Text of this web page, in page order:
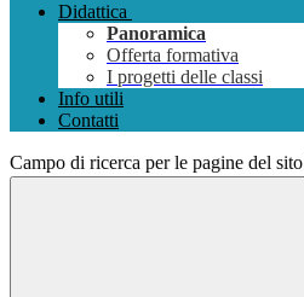
Didattica
Panoramica
Offerta formativa
I progetti delle classi
Info utili
Contatti
Campo di ricerca per le pagine del sito